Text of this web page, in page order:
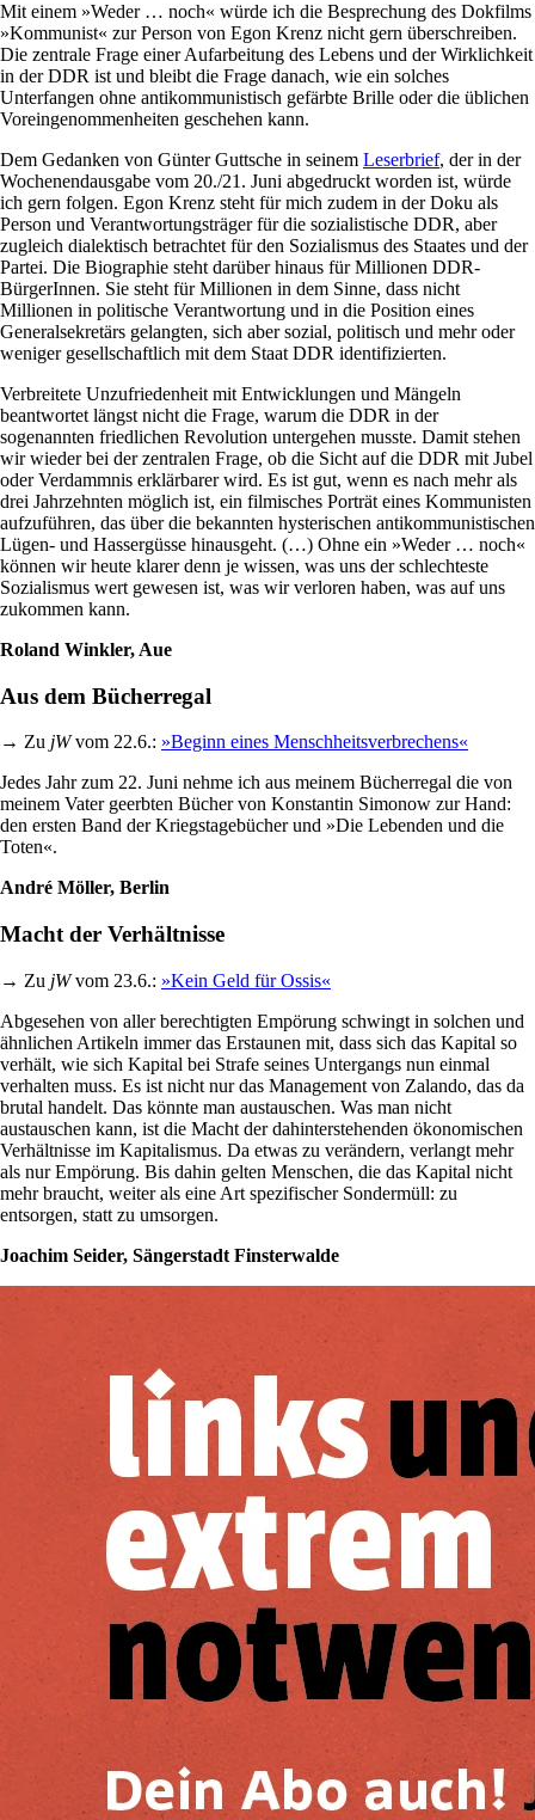
Mit einem »Weder … noch« würde ich die Besprechung des Dokfilms
»Kommunist« zur Person von Egon Krenz nicht gern überschreiben.
Die zentrale Frage einer Aufarbeitung des Lebens und der Wirklichkeit
in der DDR ist und bleibt die Frage danach, wie ein solches
Unterfangen ohne antikommunistisch gefärbte Brille oder die üblichen
Voreingenommenheiten geschehen kann.
Dem Gedanken von Günter Guttsche in seinem Leserbrief, der in der
Wochenendausgabe vom 20./21. Juni abgedruckt worden ist, würde
ich gern folgen. Egon Krenz steht für mich zudem in der Doku als
Person und Verantwortungsträger für die sozialistische DDR, aber
zugleich dialektisch betrachtet für den Sozialismus des Staates und der
Partei. Die Biographie steht darüber hinaus für Millionen DDR-
BürgerInnen. Sie steht für Millionen in dem Sinne, dass nicht
Millionen in politische Verantwortung und in die Position eines
Generalsekretärs gelangten, sich aber sozial, politisch und mehr oder
weniger gesellschaftlich mit dem Staat DDR identifizierten.
Verbreitete Unzufriedenheit mit Entwicklungen und Mängeln
beantwortet längst nicht die Frage, warum die DDR in der
sogenannten friedlichen Revolution untergehen musste. Damit stehen
wir wieder bei der zentralen Frage, ob die Sicht auf die DDR mit Jubel
oder Verdammnis erklärbarer wird. Es ist gut, wenn es nach mehr als
drei Jahrzehnten möglich ist, ein filmisches Porträt eines Kommunisten
aufzuführen, das über die bekannten hysterischen antikommunistischen
Lügen- und Hassergüsse hinausgeht. (…) Ohne ein »Weder … noch«
können wir heute klarer denn je wissen, was uns der schlechteste
Sozialismus wert gewesen ist, was wir verloren haben, was auf uns
zukommen kann.
Roland Winkler, Aue
Aus dem Bücherregal
→ Zu jWvom 22.6.: »Beginn eines Menschheitsverbrechens«
Jedes Jahr zum 22. Juni nehme ich aus meinem Bücherregal die von
meinem Vater geerbten Bücher von Konstantin Simonow zur Hand:
den ersten Band der Kriegstagebücher und »Die Lebenden und die
Toten«.
André Möller, Berlin
Macht der Verhältnisse
→ Zu jWvom 23.6.: »Kein Geld für Ossis«
Abgesehen von aller berechtigten Empörung schwingt in solchen und
ähnlichen Artikeln immer das Erstaunen mit, dass sich das Kapital so
verhält, wie sich Kapital bei Strafe seines Untergangs nun einmal
verhalten muss. Es ist nicht nur das Management von Zalando, das da
brutal handelt. Das könnte man austauschen. Was man nicht
austauschen kann, ist die Macht der dahinterstehenden ökonomischen
Verhältnisse im Kapitalismus. Da etwas zu verändern, verlangt mehr
als nur Empörung. Bis dahin gelten Menschen, die das Kapital nicht
mehr braucht, weiter als eine Art spezifischer Sondermüll: zu
entsorgen, statt zu umsorgen.
Joachim Seider, Sängerstadt Finsterwalde